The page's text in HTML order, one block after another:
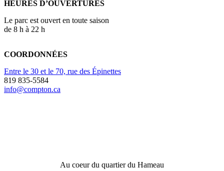
HEURES D’OUVERTURES
Le parc est ouvert en toute saison
de 8 h à 22 h
COORDONNÉES
Entre le 30 et le 70, rue des Épinettes
819 835-5584
info@compton.ca
Au coeur du quartier du Hameau